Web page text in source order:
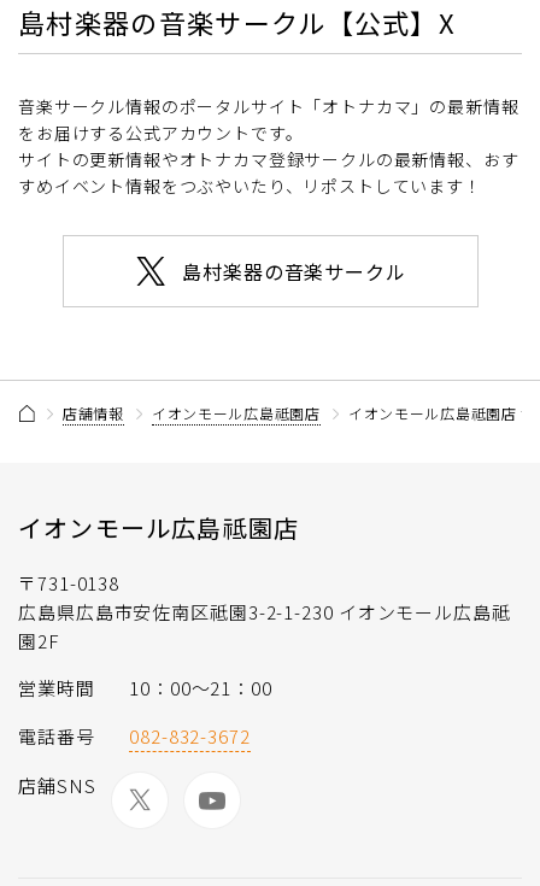
島村楽器の音楽サークル【公式】X
音楽サークル情報のポータルサイト「オトナカマ」の最新情報
をお届けする公式アカウントです。
サイトの更新情報やオトナカマ登録サークルの最新情報、おす
すめイベント情報をつぶやいたり、リポストしています！
島村楽器の音楽サークル
店舗情報 イオンモール広島祗園店 イオンモール広島祗園店
イオンモール広島祗園店
〒731-0138
広島県広島市安佐南区祗園3-2-1-230 イオンモール広島祗
園2F
営業時間
10：00～21：00
電話番号
082-832-3672
店舗SNS